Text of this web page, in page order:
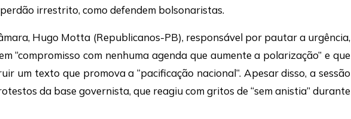
irrestrito, como defendem bolsonaristas.
Hugo Motta (Republicanos-PB), responsável por pautar a urgência,
“compromisso com nenhuma agenda que aumente a polarização” e que
um texto que promova a “pacificação nacional”. Apesar disso, a sessão
da base governista, que reagiu com gritos de “sem anistia” durante